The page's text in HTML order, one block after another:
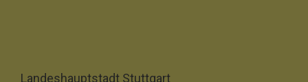
Landeshauptstadt Stuttgart